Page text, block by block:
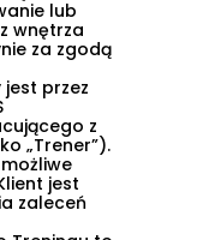
lub
wnętrza
za zgodą
przez
z
„Trener”).
jest
zaleceń